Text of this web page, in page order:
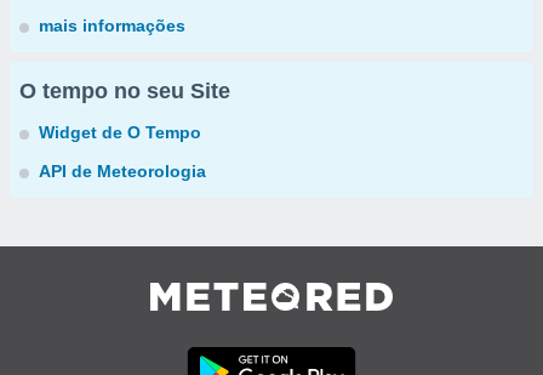
mais informações
O tempo no seu Site
Widget de O Tempo
API de Meteorologia